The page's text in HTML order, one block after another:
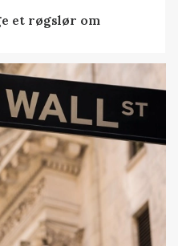
et røgslør om